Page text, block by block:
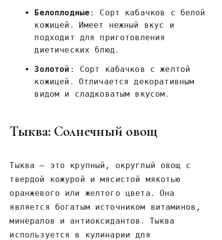
Белоплодные : Сорт кабачков с белой
кожицей․ Имеет нежный вкус и
подходит для приготовления
диетических блюд․
Золотой : Сорт кабачков с желтой
кожицей․ Отличается декоративным
видом и сладковатым вкусом․
Тыква: Солнечный овощ
Тыква – это крупный, округлый овощ с
твердой кожурой и мясистой мякотью
оранжевого или желтого цвета․ Она
является богатым источником витаминов,
минералов и антиоксидантов․ Тыква
используется в кулинарии для